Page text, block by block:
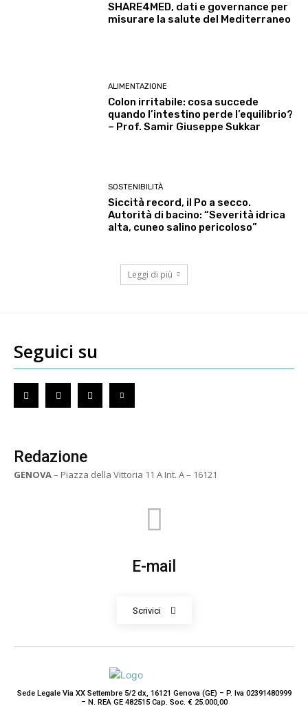
SHARE4MED, dati e governance per
misurare la salute del Mediterraneo
ALIMENTAZIONE
Colon irritabile: cosa succede
quando l’intestino perde l’equilibrio?
– Prof. Samir Giuseppe Sukkar
SOSTENIBILITÀ
Siccità record, il Po a secco.
Autorità di bacino: “Severità idrica
alta, cuneo salino pericoloso”
Leggi di più
Seguici su
Redazione
GENOVA– Piazza della Vittoria 11 A Int. A – 16121
E-mail
Scrivici
Sede Legale Via XX Settembre 5/2 dx, 16121 Genova (GE) – P. Iva 02391480999
– N. REA GE 482515 Cap. Soc. € 25.000,00